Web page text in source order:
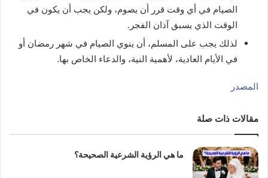
الصيام في أي وقت قرر أن يصوم، ولكن يجب أن يكون في
الوقت الذي يسبق آذان الفجر.
لذلك يجب على المسلم، أن ينوي الصيام في شهر رمضان أو
في الأيام العادية، لأهمية النية، والدعاء الخاص بها.
المصدر
مقالات ذات صلة
ما هي الرؤية الشرعية الصحيحة؟